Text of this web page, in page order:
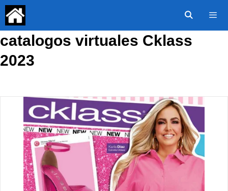
Saltar
contenido
catalogos virtuales Cklass
2023